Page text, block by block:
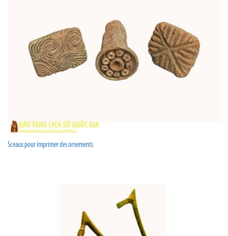
Sceaux pour imprimer des ornements